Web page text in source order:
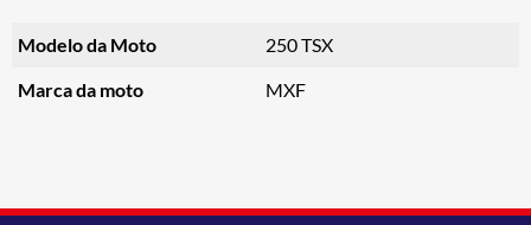
Modelo da Moto 250 TSX
Marca da moto MXF